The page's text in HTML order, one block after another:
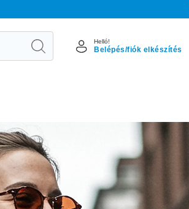
Helló!
Belépés/fiók elkészítés